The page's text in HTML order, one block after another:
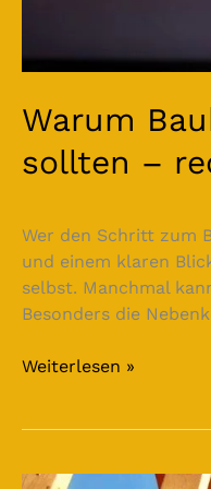
Warum
sollten –
Wer den Schritt zum
und einem klaren
selbst. Manchmal
Besonders die
Weiterlesen »
Wenn